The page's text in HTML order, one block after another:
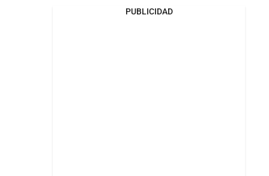
PUBLICIDAD